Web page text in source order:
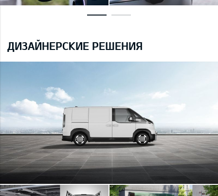
ДИЗАЙНЕРСКИЕ РЕШЕНИЯ